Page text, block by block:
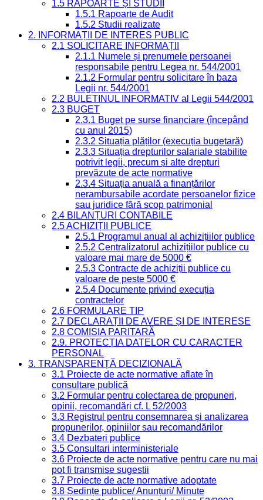
1.5 RAPOARTE ȘI STUDII
1.5.1 Rapoarte de Audit
1.5.2 Studii realizate
2. INFORMAȚII DE INTERES PUBLIC
2.1 SOLICITARE INFORMAȚII
2.1.1 Numele și prenumele persoanei
responsabile pentru Legea nr. 544/2001
2.1.2 Formular pentru solicitare în baza
Legii nr. 544/2001
2.2 BULETINUL INFORMATIV al Legii 544/2001
2.3 BUGET
2.3.1 Buget pe surse financiare (începând
cu anul 2015)
2.3.2 Situația plăților (execuția bugetară)
2.3.3 Situația drepturilor salariale stabilite
potrivit legii, precum și alte drepturi
prevăzute de acte normative
2.3.4 Situația anuală a finanțărilor
nerambursabile acordate persoanelor fizice
sau juridice fără scop patrimonial
2.4 BILANȚURI CONTABILE
2.5 ACHIZIȚII PUBLICE
2.5.1 Programul anual al achizițiilor publice
2.5.2 Centralizatorul achizițiilor publice cu
valoare mai mare de 5000 €
2.5.3 Contracte de achiziții publice cu
valoare de peste 5000 €
2.5.4 Documente privind execuția
contractelor
2.6 FORMULARE TIP
2.7 DECLARAȚII DE AVERE ȘI DE INTERESE
2.8 COMISIA PARITARĂ
2.9. PROTECȚIA DATELOR CU CARACTER
PERSONAL
3. TRANSPARENȚĂ DECIZIONALĂ
3.1 Proiecte de acte normative aflate în
consultare publică
3.2 Formular pentru colectarea de propuneri,
opinii, recomandări cf. L 52/2003
3.3 Registrul pentru consemnarea și analizarea
propunerilor, opiniilor sau recomandărilor
3.4 Dezbateri publice
3.5 Consultari interministeriale
3.6 Proiecte de acte normative pentru care nu mai
pot fi transmise sugestii
3.7 Proiecte de acte normative adoptate
3.8 Ședințe publice/ Anunțuri/ Minute